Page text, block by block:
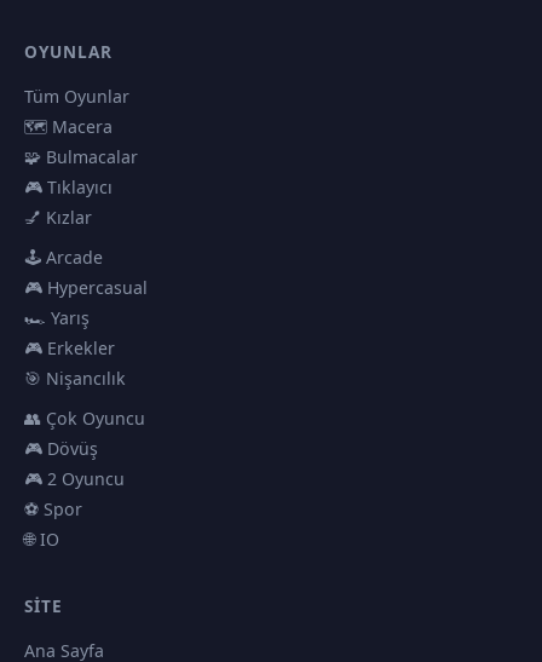
OYUNLAR
Tüm Oyunlar
🗺️ Macera
🧩 Bulmacalar
🎮 Tıklayıcı
💅 Kızlar
🕹️ Arcade
🎮 Hypercasual
🏎️ Yarış
🎮 Erkekler
🎯 Nişancılık
👥 Çok Oyuncu
🎮 Dövüş
🎮 2 Oyuncu
⚽ Spor
🌐 IO
SITE
Ana Sayfa